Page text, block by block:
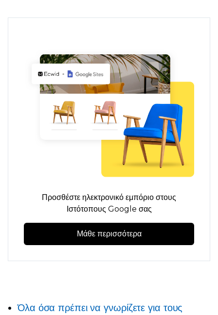
Προσθέστε ηλεκτρονικό εμπόριο στους
Ιστότοπους Google σας
Μάθε περισσότερα
Όλα όσα πρέπει να γνωρίζετε για τους